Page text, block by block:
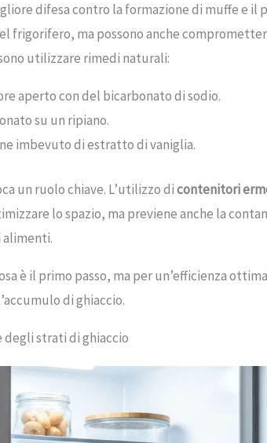
difesa contro la formazione di muffe e
frigorifero, ma possono anche
utilizzare rimedi naturali:
aperto con del bicarbonato di sodio.
su un ripiano.
imbevuto di estratto di vaniglia.
un ruolo chiave. L’utilizzo dicontenitori
lo spazio, ma previene anche la
è il primo passo, ma per un’efficienza
di ghiaccio.
degli strati di ghiaccio